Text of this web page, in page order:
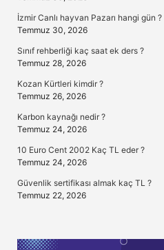
İzmir Canlı hayvan Pazarı hangi gün ?
Temmuz 30, 2026
Sınıf rehberliği kaç saat ek ders ?
Temmuz 28, 2026
Kozan Kürtleri kimdir ?
Temmuz 26, 2026
Karbon kaynağı nedir ?
Temmuz 24, 2026
10 Euro Cent 2002 Kaç TL eder ?
Temmuz 24, 2026
Güvenlik sertifikası almak kaç TL ?
Temmuz 22, 2026